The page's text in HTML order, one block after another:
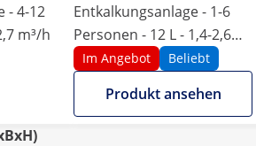
- 4-12
m³/h
Entkalkungsanlage - 1-6
Personen - 12 L - 1,4-2,6
m³/h
Im Angebot Beliebt
Produkt ansehen